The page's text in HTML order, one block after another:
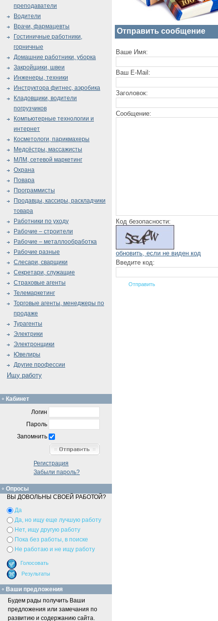
Отправить сообщение
Ваше Имя:
Ваш E-Mail:
Заголовок:
Сообщение:
Код безопасности:
обновить, если не виден код
Введите код:
преподаватели
Водители
Врачи, фармацевты
Гостиничные работники,
горничные
Домашние работники, уборка
Закройщики, швеи
Инженеры, техники
Инструктора фитнес, аэробика
Кладовщики, водители
погрузчиков
Компьютерные технологии и
интернет
Косметологи, парикмахеры
Медсёстры, массажисты
МЛМ, сетевой маркетинг
Охрана
Повара
Программисты
Продавцы, кассиры, раскладчики
товара
Работники по уходу
Рабочие – строители
Рабочие – металлообработка
Рабочие разные
Слесари, сварщики
Секретари, служащие
Страховые агенты
Телемаркетинг
Торговые агенты, менеджеры по
продаже
Турагенты
Электрики
Электронщики
Ювелиры
Другие профессии
Ищу работу
Кабинет
Логин
Пароль
Запомнить
Регистрация
Забыли пароль?
Опросы
ВЫ ДОВОЛЬНЫ СВОЕЙ РАБОТОЙ?
Да
Да, но ищу еще лучшую работу
Нет, ищу другую работу
Пока без работы, в поиске
Не работаю и не ищу работу
Ваши предложения
Будем рады получить Ваши
предложения или замечания по
развитию и содержанию сайта.